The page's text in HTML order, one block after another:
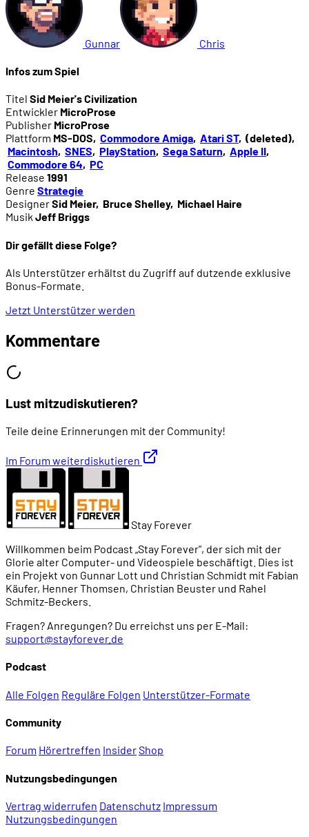
02:07:18 Der Raumschiffbau
02:11:06 Verschmutzung und globale Erwärmung
02:13:12 ... das Herrscher-Ranking ...
02:14:00 ... und das Replay
02:15:22 Unsere unterschiedlichen Perspektiven auf das
02:20:17 Welches Geschichtsbild steckt in Civilization?
02:24:11
02:35:42 ... und Portierungen
02:35:59 Civilization for Windows (1993)
02:36:41 Civilization 2 (1996)
02:39:14 Wie geht es weiter mit Sid Meier?
Gunnar Chris
Infos zum Spiel
Titel Sid Meier's Civilization
Entwickler MicroProse
Publisher MicroProse
Plattform MS-DOS, Commodore Amiga, Atari ST, (deleted),
Macintosh, SNES, PlayStation, Sega Saturn, Apple II,
Commodore 64, PC
Release 1991
Genre Strategie
DesignerSid Meier, Bruce Shelley, Michael Haire
Musik Jeff Briggs
Dir gefällt diese Folge?
Als Unterstützer erhältst du Zugriff auf dutzende exklusive
Bonus-Formate.
Jetzt Unterstützer werden
Kommentare
Lust mitzudiskutieren?
Teile deine Erinnerungen mit der Community!
Im Forum weiterdiskutieren
Stay Forever
Willkommen beim Podcast „Stay Forever", der sich mit der
Glorie alter Computer- und Videospiele beschäftigt. Dies ist
ein Projekt von Gunnar Lott und Christian Schmidt mit Fabian
Käufer, Henner Thomsen, Christian Beuster und Rahel
Schmitz-Beckers.
Fragen? Anregungen? Du erreichst uns per E-Mail:
support@stayforever.de
Podcast
Alle Folgen Reguläre Folgen Unterstützer-Formate
Community
Forum Hörertreffen InsiderShop
Nutzungsbedingungen
Vertrag widerrufen Datenschutz Impressum
Nutzungsbedingungen